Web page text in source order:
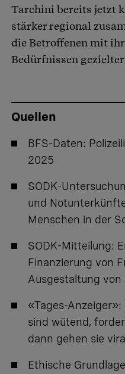
Tarchini bereits jetzt
stärker regional
die Betroffenen mit
Bedürfnissen
Quellen
BFS-Daten:
2025
SODK-
und
Menschen in der
SODK-Mitteilung:
Finanzierung von
Ausgestaltung von
«Tages-Anzeiger»:
sind wütend,
dann gehen sie viral
Ethische